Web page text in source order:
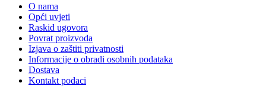
O nama
Opći uvjeti
Raskid ugovora
Povrat proizvoda
Izjava o zaštiti privatnosti
Informacije o obradi osobnih podataka
Dostava
Kontakt podaci